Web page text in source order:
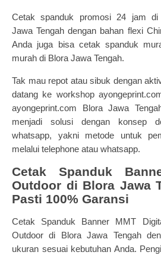
Cetak spanduk promosi24 jam di
Jawa Tengah dengan bahan flexi
Anda juga bisa cetak spanduk
murah di Blora Jawa Tengah.
Tak mau repot atau sibuk dengan
datang ke workshop
ayongeprint.com Blora Jawa
menjadi solusi dengan konsep
whatsapp, yakni metode untuk
melalui telephone atau whatsapp.
Cetak Spanduk
Outdoor di Blora Jawa
Pasti 100% Garansi
Cetak Spanduk Banner MMT
Outdoor di Blora Jawa Tengah
ukuran sesuai kebutuhan Anda.